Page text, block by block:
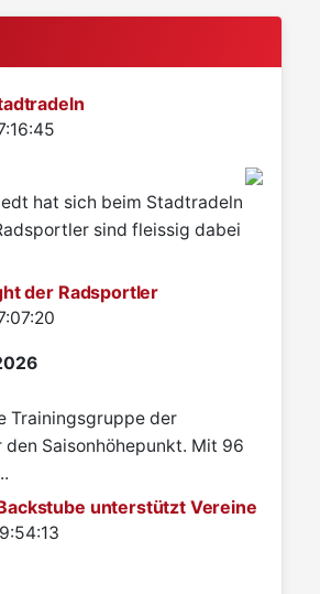
hat sich beim Stadtradeln
sind fleissig dabei
der Radsportler
Trainingsgruppe der
den Saisonhöhepunkt. Mit 96
unterstützt Vereine